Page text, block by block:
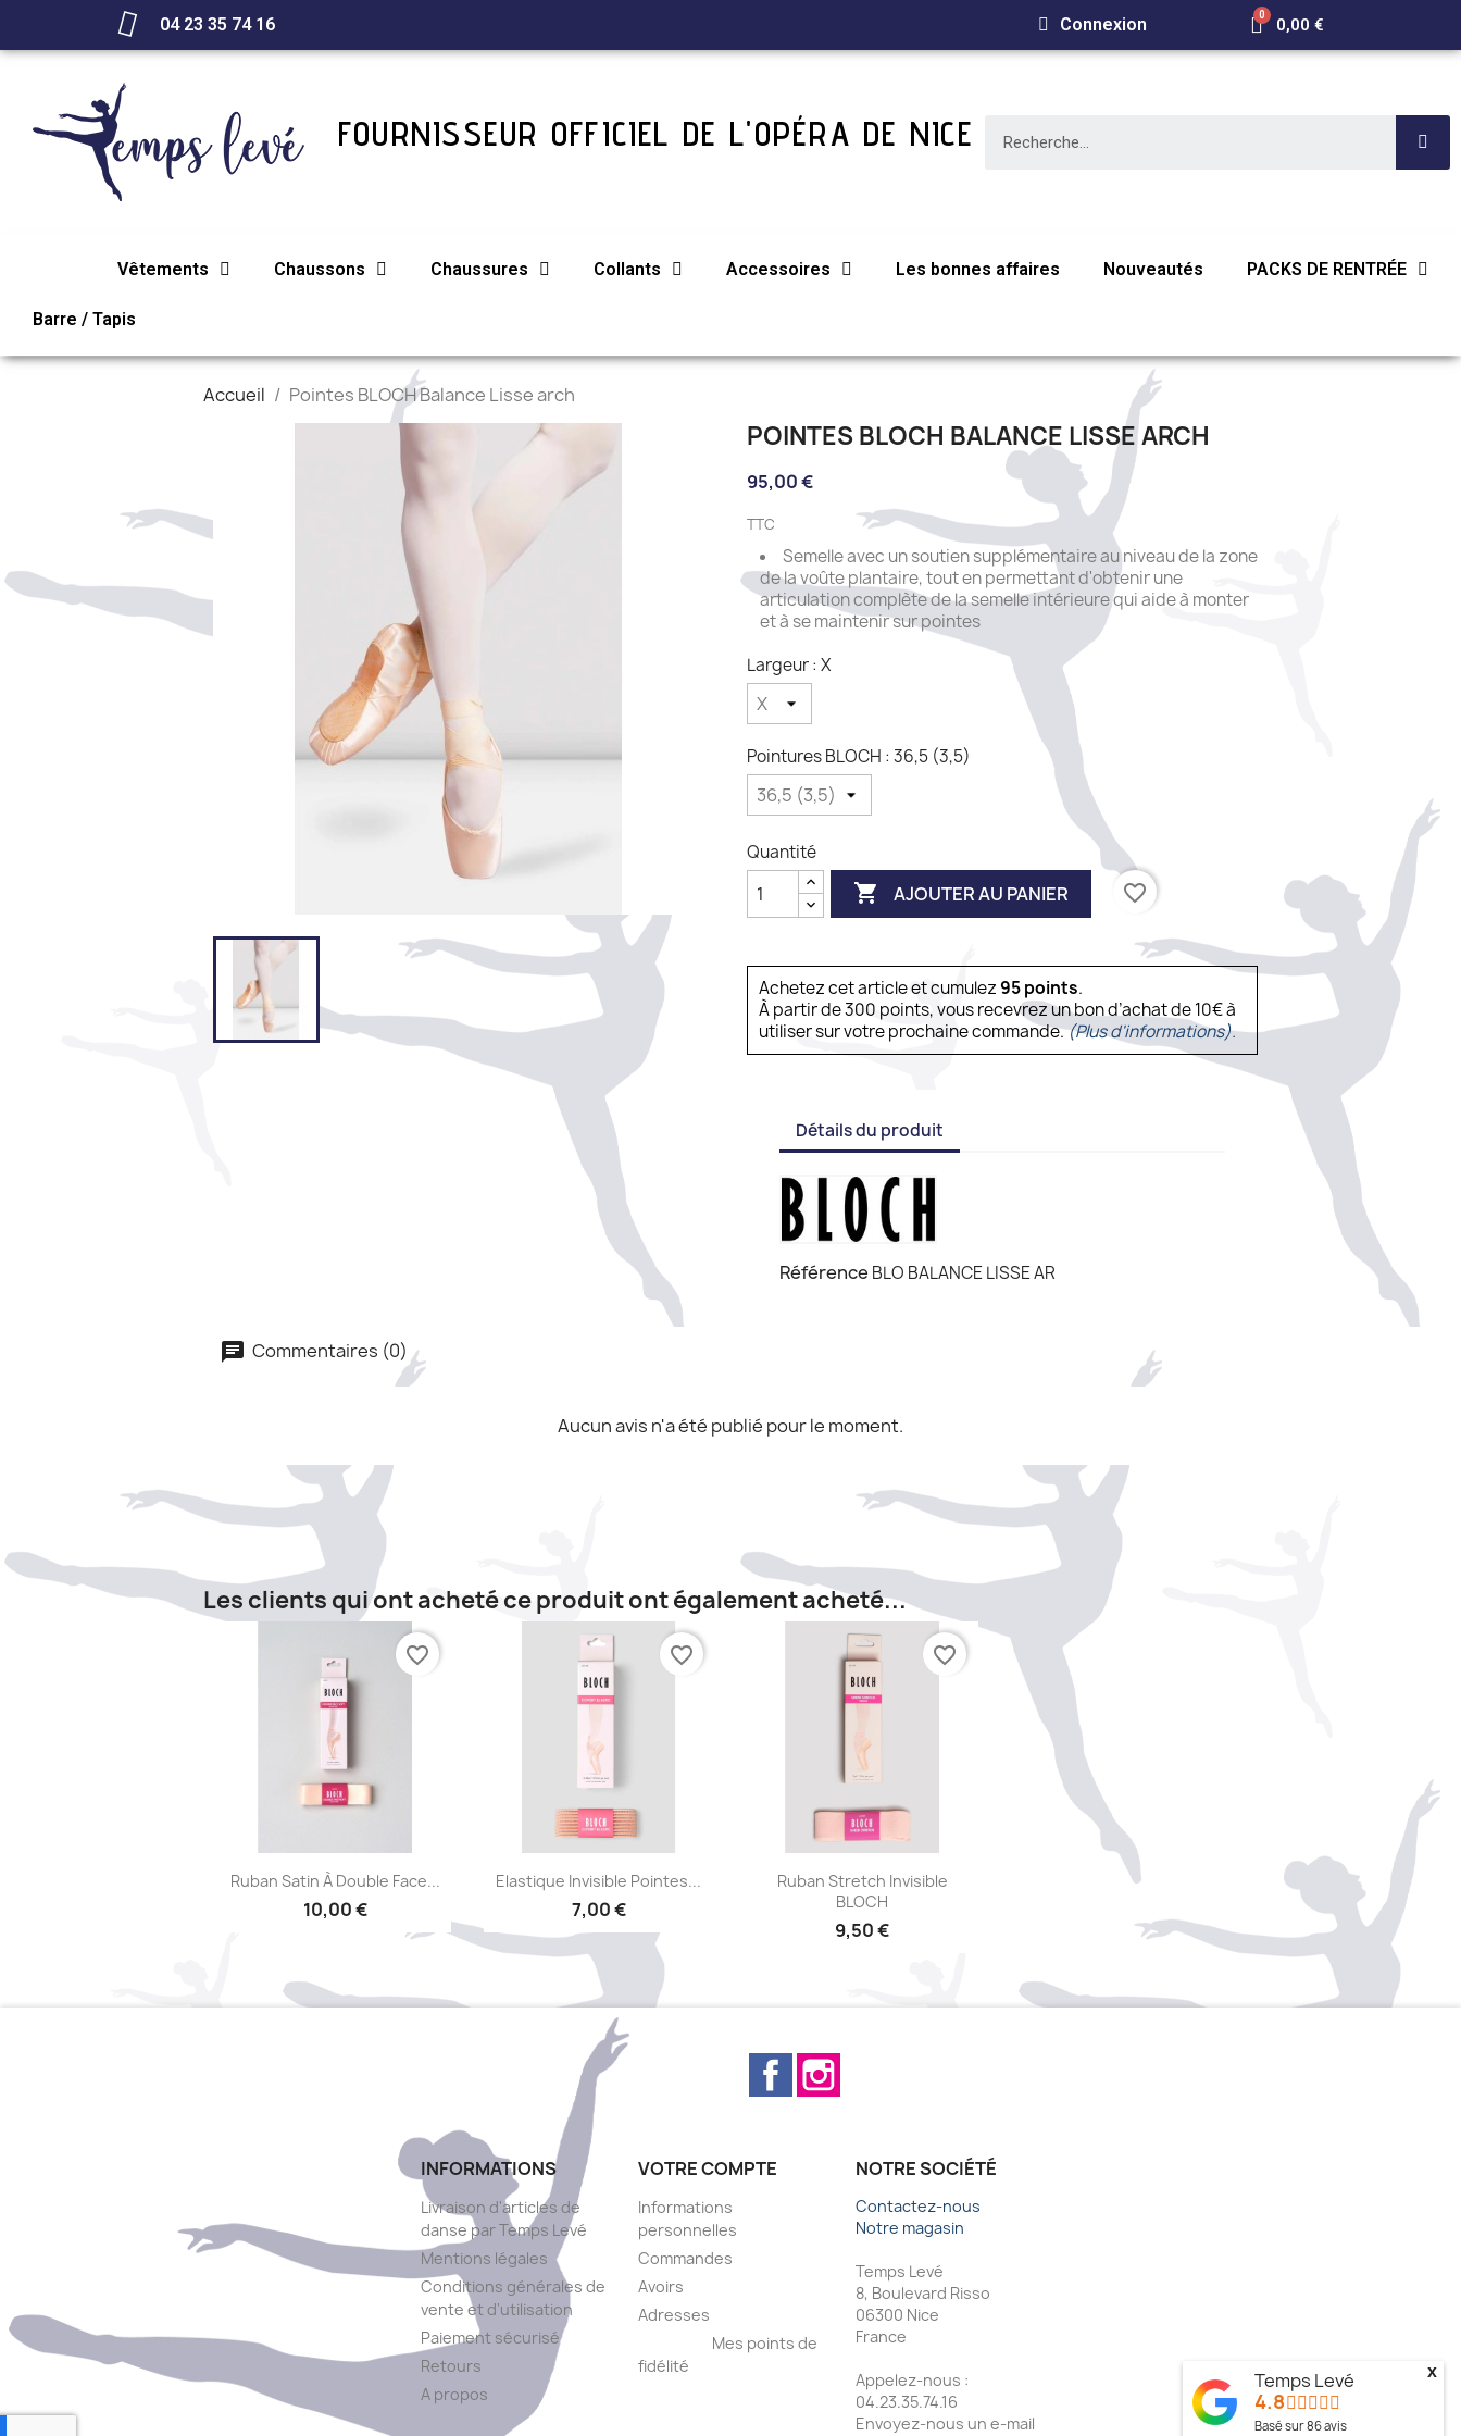
04 23 35 74 16 Connexion 0,00 €
FOURNISSEUR OFFICIEL DE L'OPÉRA DE NICE
Vêtements Chaussons Chaussures Collants Accessoires Les bonnes affaires Nouveautés PACKS DE RENTRÉE
Barre / Tapis
Accueil Pointes BLOCH Balance Lisse arch
POINTES BLOCH BALANCE LISSE ARCH
95,00 €
TTC
Semelle avec un soutien supplémentaire au niveau de la zone
de la voûte plantaire, tout en permettant d'obtenir une
articulation complète de la semelle intérieure qui aide à monter
et à se maintenir sur pointes
Largeur : X
Pointures BLOCH : 36,5 (3,5)
Quantité
 AJOUTER AU PANIER favorite_border
Achetez cet article et cumulez 95points.
À partir de 300 points, vous recevrez un bon d’achat de 10€ à
utiliser sur votre prochaine commande.(Plus d'informations).
Détails du produit
Référence BLO BALANCE LISSE AR
Commentaires (0)
Aucun avis n'a été publié pour le moment.
Les clients qui ont acheté ce produit ont également acheté...
Aperçu rapide
Ruban Satin À Double Face...
10,00 €
favorite_border
Aperçu rapide
Elastique Invisible Pointes...
7,00 €
favorite_border
Aperçu rapide
Ruban Stretch Invisible
BLOCH
9,50 €
favorite_border
Facebook
INFORMATIONS
Livraison d'articles de
danse par Temps Levé
Mentions légales
Conditions générales de
vente et d'utilisation
Paiement sécurisé
Retours
A propos
VOTRE COMPTE
Informations
personnelles
Commandes
Avoirs
Adresses
Mes points de
fidélité
NOTRE SOCIÉTÉ
Contactez-nous
Notre magasin
Temps Levé
8, Boulevard Risso
06300 Nice
France
Appelez-nous :
04.23.35.74.16
Envoyez-nous un e-mail
Temps Levé
4.8
Basé sur86avis
x